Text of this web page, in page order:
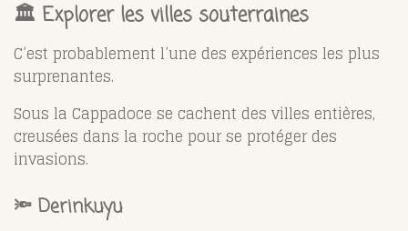
🏛️ Explorer les villes souterraines
C’est probablement l’une des expériences les plus
surprenantes.
Sous la Cappadoce se cachent des villes entières,
creusées dans la roche pour se protéger des
invasions.
🔦 Derinkuyu